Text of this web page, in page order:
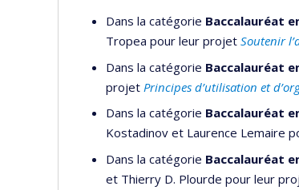
Dans la catégorie Baccalauréat
Tropea pour leur projet Soutenir
Dans la catégorie Baccalauréat
projet Principes d’utilisation et
Dans la catégorie Baccalauréat
Kostadinov et Laurence Lemaire
Dans la catégorie Baccalauréat
et Thierry D. Plourde pour leur